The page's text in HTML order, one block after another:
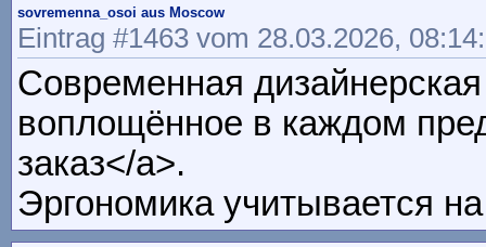
sovremenna_osoi aus Moscow
Eintrag #1463 vom 28.03.2026,
Современная
воплощённое в каждом
заказ</a>.
Эргономика учитывается